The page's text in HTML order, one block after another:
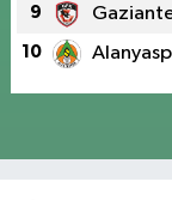
9
10